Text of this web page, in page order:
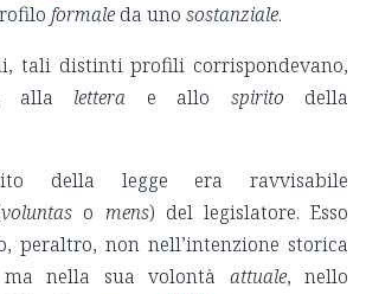
formale da uno sostanziale.
tali distinti profili corrispondevano,
alla lettera e allo spirito della
della legge era ravvisabile
voluntas o mens) del legislatore. Esso
peraltro, non nell’intenzione storica
nella sua volontà attuale, nello